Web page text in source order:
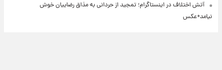
آتش اختلاف در اینستاگرام؛ تمجید از حردانی به مذاق رضاییان خوش
نیامد+عکس